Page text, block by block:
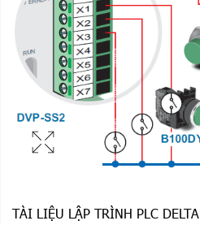
TÀI LIỆU LẬP TRÌNH PLC DELTA